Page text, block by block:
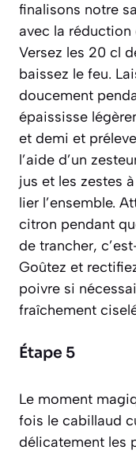
finalisons notre
avec la réduction
Versez les 20 cl
baissez le feu.
doucement
épaississe
et demi et
l’aide d’un
jus et les zestes
lier l’ensemble.
citron pendant
de trancher,
Goûtez et
poivre si
fraîchement
Étape 5
Le moment
fois le cabillaud
délicatement les